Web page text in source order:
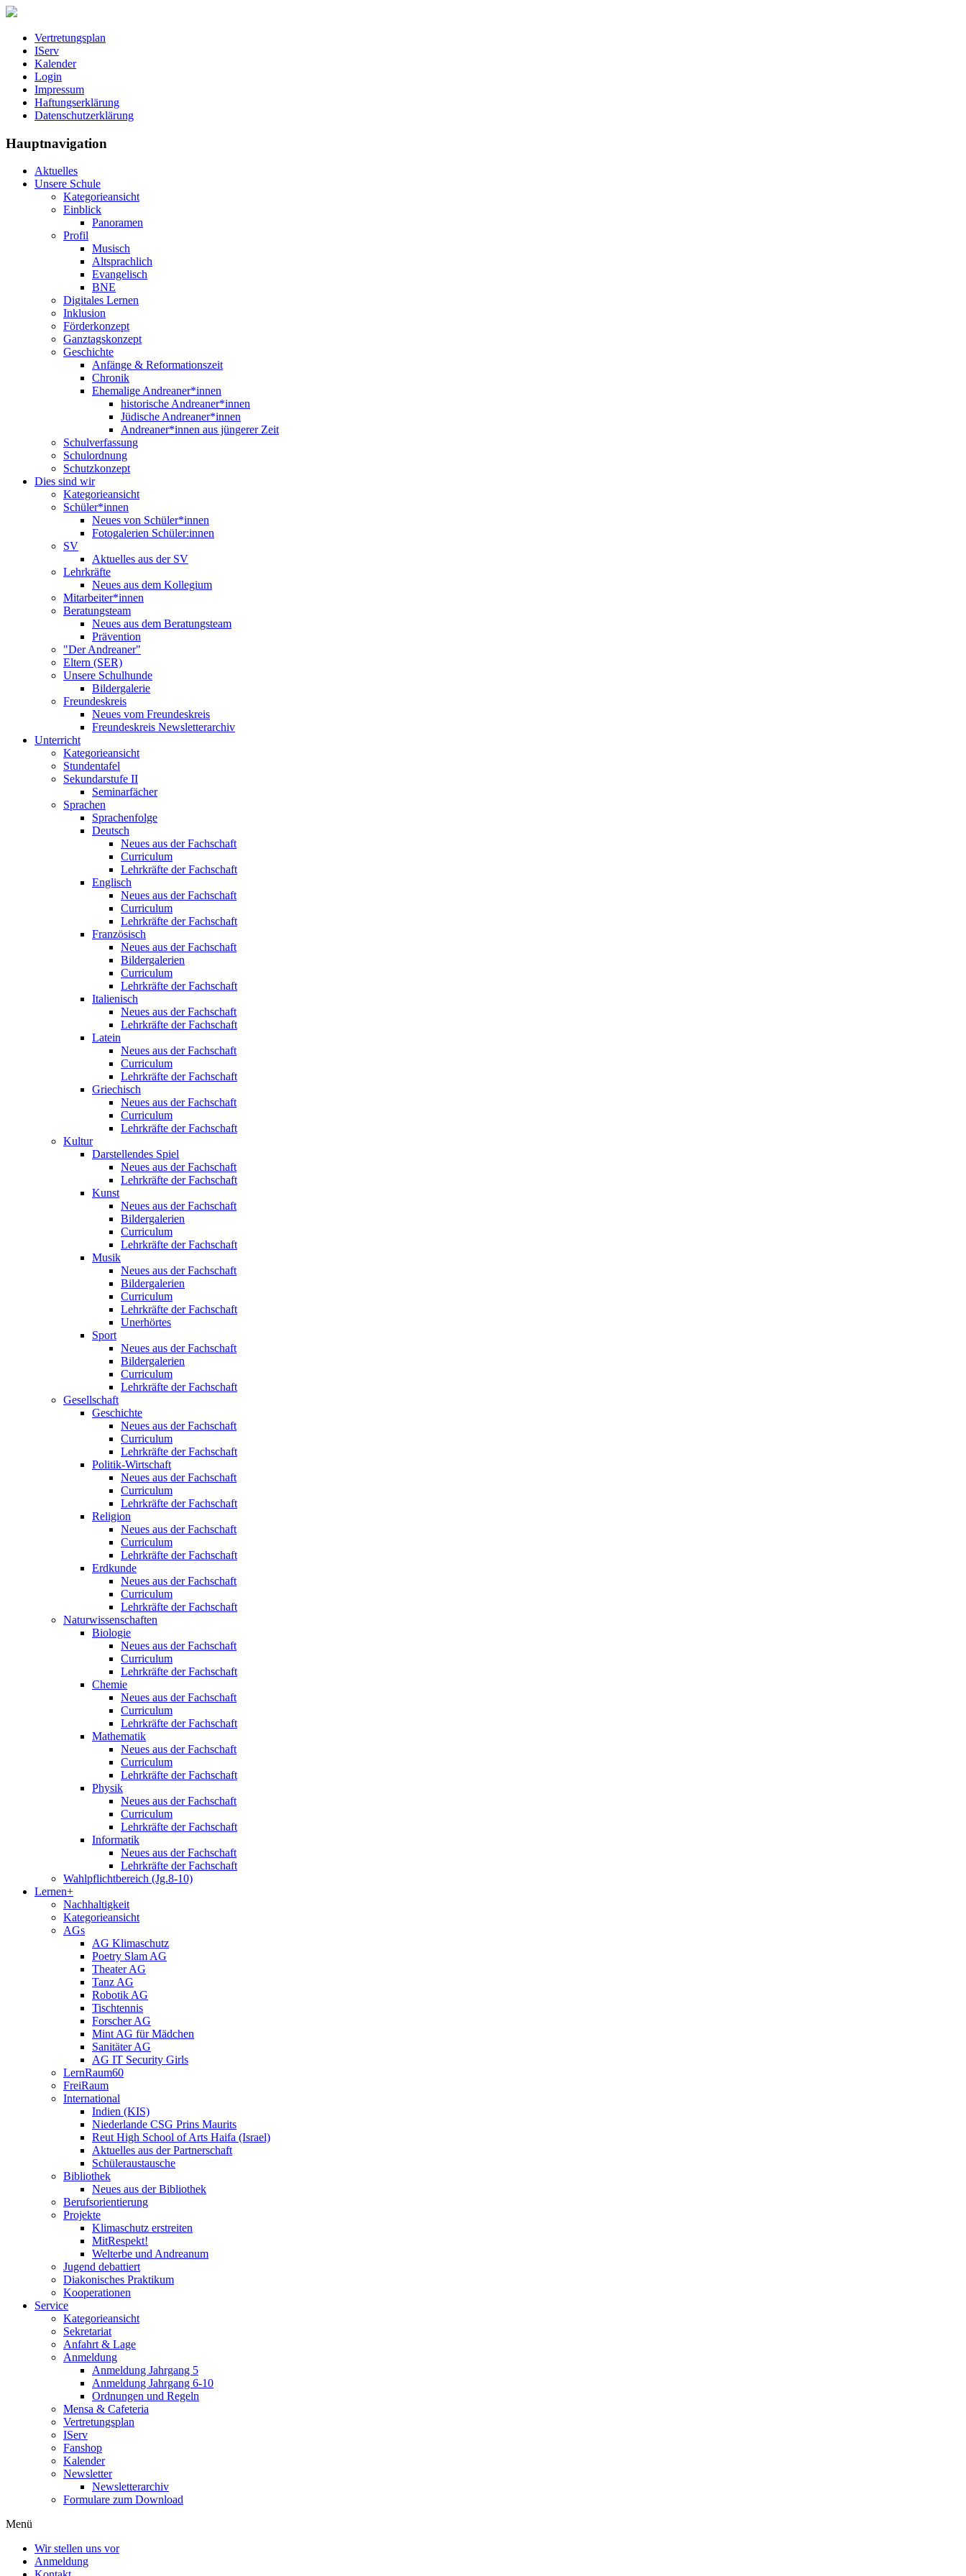
Vertretungsplan
IServ
Kalender
Login
Impressum
Haftungserklärung
Datenschutzerklärung
Hauptnavigation
Aktuelles
Unsere Schule
Kategorieansicht
Einblick
Panoramen
Profil
Musisch
Altsprachlich
Evangelisch
BNE
Digitales Lernen
Inklusion
Förderkonzept
Ganztagskonzept
Geschichte
Anfänge & Reformationszeit
Chronik
Ehemalige Andreaner*innen
historische Andreaner*innen
Jüdische Andreaner*innen
Andreaner*innen aus jüngerer Zeit
Schulverfassung
Schulordnung
Schutzkonzept
Dies sind wir
Kategorieansicht
Schüler*innen
Neues von Schüler*innen
Fotogalerien Schüler:innen
SV
Aktuelles aus der SV
Lehrkräfte
Neues aus dem Kollegium
Mitarbeiter*innen
Beratungsteam
Neues aus dem Beratungsteam
Prävention
"Der Andreaner"
Eltern (SER)
Unsere Schulhunde
Bildergalerie
Freundeskreis
Neues vom Freundeskreis
Freundeskreis Newsletterarchiv
Unterricht
Kategorieansicht
Stundentafel
Sekundarstufe II
Seminarfächer
Sprachen
Sprachenfolge
Deutsch
Neues aus der Fachschaft
Curriculum
Lehrkräfte der Fachschaft
Englisch
Neues aus der Fachschaft
Curriculum
Lehrkräfte der Fachschaft
Französisch
Neues aus der Fachschaft
Bildergalerien
Curriculum
Lehrkräfte der Fachschaft
Italienisch
Neues aus der Fachschaft
Lehrkräfte der Fachschaft
Latein
Neues aus der Fachschaft
Curriculum
Lehrkräfte der Fachschaft
Griechisch
Neues aus der Fachschaft
Curriculum
Lehrkräfte der Fachschaft
Kultur
Darstellendes Spiel
Neues aus der Fachschaft
Lehrkräfte der Fachschaft
Kunst
Neues aus der Fachschaft
Bildergalerien
Curriculum
Lehrkräfte der Fachschaft
Musik
Neues aus der Fachschaft
Bildergalerien
Curriculum
Lehrkräfte der Fachschaft
Unerhörtes
Sport
Neues aus der Fachschaft
Bildergalerien
Curriculum
Lehrkräfte der Fachschaft
Gesellschaft
Geschichte
Neues aus der Fachschaft
Curriculum
Lehrkräfte der Fachschaft
Politik-Wirtschaft
Neues aus der Fachschaft
Curriculum
Lehrkräfte der Fachschaft
Religion
Neues aus der Fachschaft
Curriculum
Lehrkräfte der Fachschaft
Erdkunde
Neues aus der Fachschaft
Curriculum
Lehrkräfte der Fachschaft
Naturwissenschaften
Biologie
Neues aus der Fachschaft
Curriculum
Lehrkräfte der Fachschaft
Chemie
Neues aus der Fachschaft
Curriculum
Lehrkräfte der Fachschaft
Mathematik
Neues aus der Fachschaft
Curriculum
Lehrkräfte der Fachschaft
Physik
Neues aus der Fachschaft
Curriculum
Lehrkräfte der Fachschaft
Informatik
Neues aus der Fachschaft
Lehrkräfte der Fachschaft
Wahlpflichtbereich (Jg.8-10)
Lernen+
Nachhaltigkeit
Kategorieansicht
AGs
AG Klimaschutz
Poetry Slam AG
Theater AG
Tanz AG
Robotik AG
Tischtennis
Forscher AG
Mint AG für Mädchen
Sanitäter AG
AG IT Security Girls
LernRaum60
FreiRaum
International
Indien (KIS)
Niederlande CSG Prins Maurits
Reut High School of Arts Haifa (Israel)
Aktuelles aus der Partnerschaft
Schüleraustausche
Bibliothek
Neues aus der Bibliothek
Berufsorientierung
Projekte
Klimaschutz erstreiten
MitRespekt!
Welterbe und Andreanum
Jugend debattiert
Diakonisches Praktikum
Kooperationen
Service
Kategorieansicht
Sekretariat
Anfahrt & Lage
Anmeldung
Anmeldung Jahrgang 5
Anmeldung Jahrgang 6-10
Ordnungen und Regeln
Mensa & Cafeteria
Vertretungsplan
IServ
Fanshop
Kalender
Newsletter
Newsletterarchiv
Formulare zum Download
Menü
Wir stellen uns vor
Anmeldung